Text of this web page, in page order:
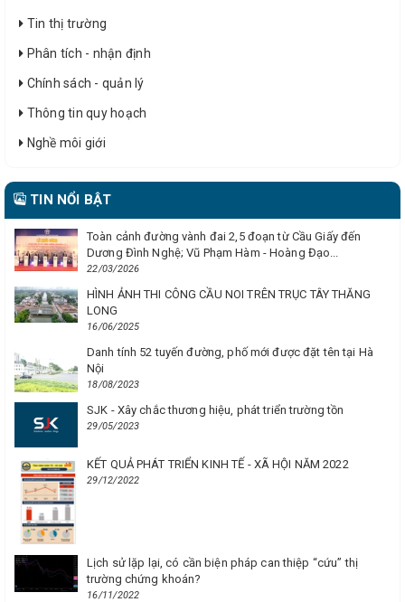
Tin thị trường
Phân tích - nhận định
Chính sách - quản lý
Thông tin quy hoạch
Nghề môi giới
TIN NỔI BẬT
Toàn cảnh đường vành đai 2,5 đoạn từ Cầu Giấy đến
Dương Đình Nghệ; Vũ Phạm Hàm - Hoàng Đạo...
22/03/2026
HÌNH ẢNH THI CÔNG CẦU NOI TRÊN TRỤC TÂY THĂNG
LONG
16/06/2025
Danh tính 52 tuyến đường, phố mới được đặt tên tại Hà
Nội
18/08/2023
SJK - Xây chắc thương hiệu, phát triển trường tồn
29/05/2023
KẾT QUẢ PHÁT TRIỂN KINH TẾ - XÃ HỘI NĂM 2022
29/12/2022
Lịch sử lặp lại, có cần biện pháp can thiệp “cứu” thị
trường chứng khoán?
16/11/2022